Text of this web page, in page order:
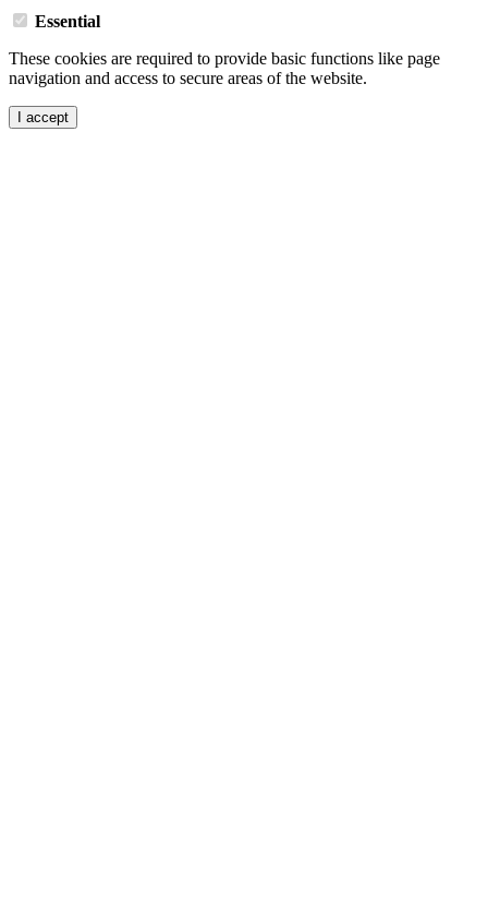
Essential
These cookies are required to provide basic functions like page
navigation and access to secure areas of the website.
I accept